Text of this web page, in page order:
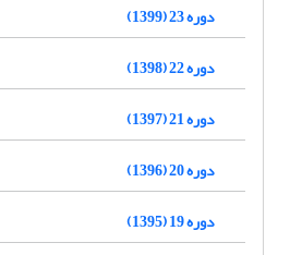
دوره 23 (1399)
دوره 22 (1398)
دوره 21 (1397)
دوره 20 (1396)
دوره 19 (1395)